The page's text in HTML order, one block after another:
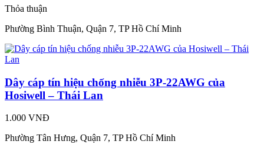
Thỏa thuận
Phường Bình Thuận, Quận 7, TP Hồ Chí Minh
Dây cáp tín hiệu chống nhiễu 3P-22AWG của
Hosiwell – Thái Lan
1.000 VNĐ
Phường Tân Hưng, Quận 7, TP Hồ Chí Minh